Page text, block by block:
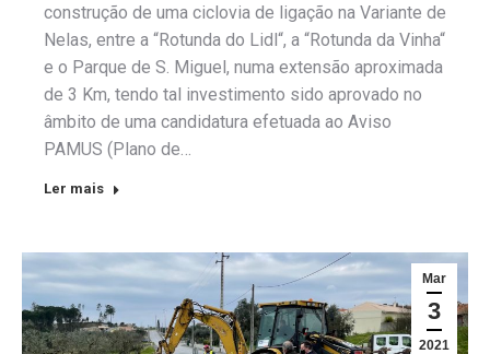
construção de uma ciclovia de ligação na Variante de
Nelas, entre a “Rotunda do Lidl“, a “Rotunda da Vinha“
e o Parque de S. Miguel, numa extensão aproximada
de 3 Km, tendo tal investimento sido aprovado no
âmbito de uma candidatura efetuada ao Aviso
PAMUS (Plano de…
Ler mais
Mar
3
2021